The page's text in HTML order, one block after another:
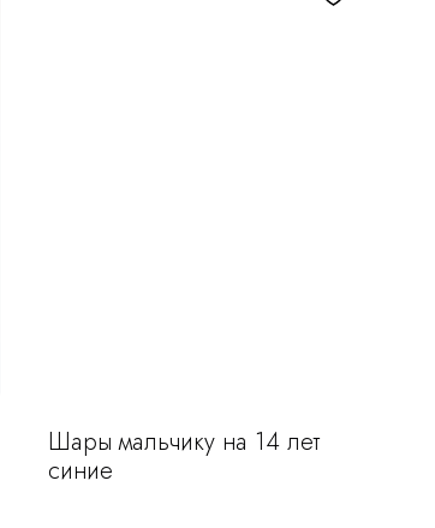
Шары мальчику на 14 лет
синие